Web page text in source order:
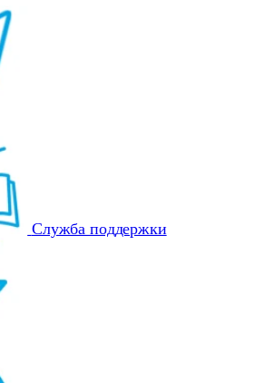
Служба поддержки